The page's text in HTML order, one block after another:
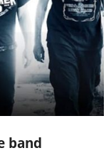
band